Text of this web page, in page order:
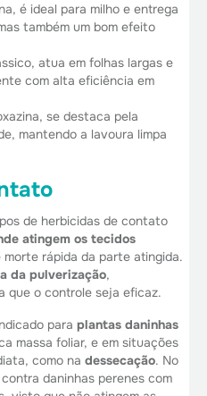
é ideal para milho e entrega
também um bom efeito
atua em folhas largas e
com alta eficiência em
se destaca pela
mantendo a lavoura limpa
de herbicidas de contato
atingem os tecidos
rápida da parte atingida.
da pulverização,
que o controle seja eficaz.
para plantas daninhas
massa foliar, e em situações
como na dessecação. No
daninhas perenes com